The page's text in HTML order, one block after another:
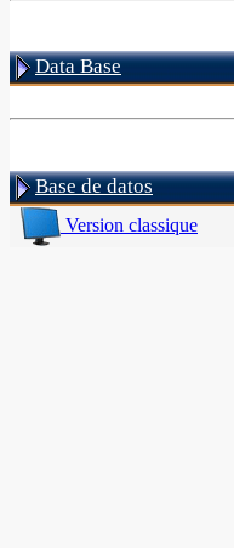
Data Base
Base de datos
Version classique